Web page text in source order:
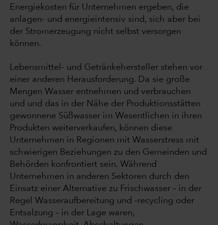
Energiekosten für Unternehmen ergeben, die
anlagen- und energieintensiv sind, sich aber bei
der Stromerzeugung nicht selbst versorgen
können.
Lebensmittel- und Getränkehersteller stehen vor
einer anderen Herausforderung. Da sie große
Mengen Wasser entnehmen und verbrauchen
und und das in der Nähe der Produktionsstätten
gewonnene Süßwasser im Wesentlichen in ihren
Produkten weiterverkaufen, können diese
Unternehmen in Regionen mit Wasserstress mit
schwierigen Beziehungen zu den Gemeinden und
Behörden konfrontiert sein. Während
Unternehmen in anderen Sektoren durch den
Einsatz einer Alternative zu Frischwasser – in der
Regel Wasseraufbereitung und -recycling oder
Entsalzung – in der Lage waren,